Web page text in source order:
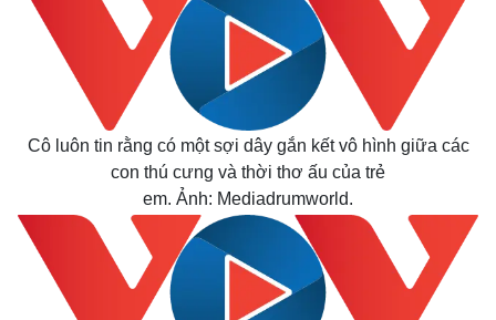
Thế giới
Quan sát
Multimedia
Video
Cô luôn tin rằng có một sợi dây gắn kết vô hình giữa các
con thú cưng và thời thơ ấu của trẻ
em. Ảnh: Mediadrumworld.